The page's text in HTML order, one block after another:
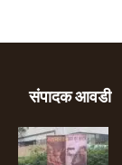
संपादक आवडी